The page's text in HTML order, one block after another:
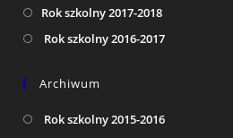
Rok szkolny 2017-2018
Rok szkolny 2016-2017
Archiwum
Rok szkolny 2015-2016